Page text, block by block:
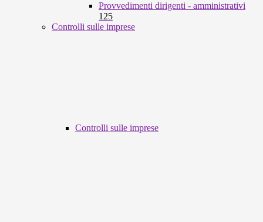
Provvedimenti dirigenti - amministrativi
125
Controlli sulle imprese
Controlli sulle imprese